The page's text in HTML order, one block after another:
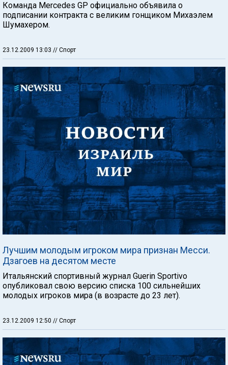
Команда Меrcedes GP официально объявила о
подписании контракта с великим гонщиком Михаэлем
Шумахером.
23.12.2009 13:03 // Спорт
Лучшим молодым игроком мира признан Месси.
Дзагоев на десятом месте
Итальянский спортивный журнал Guerin Sportivo
опубликовал свою версию списка 100 сильнейших
молодых игроков мира (в возрасте до 23 лет).
23.12.2009 12:50 // Спорт